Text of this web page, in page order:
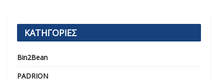
ΚΑΤΗΓΟΡΙΕΣ
Bin2Bean
PADRION